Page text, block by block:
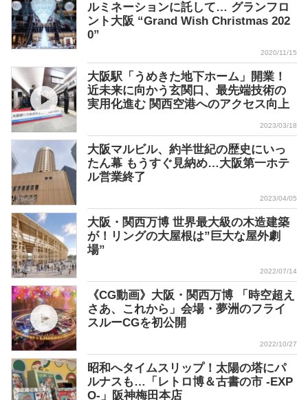
ルミネーションに託して… グランフロ
ント大阪 “Grand Wish Christmas 202
0”
2020/11/15
大阪駅「うめきた地下ホーム」開業！
近未来に向かう玄関口、最先端技術の
実用化進む 関西空港へのアクセス向上
2023/03/18
大阪マルビル、約半世紀の歴史にいっ
たん幕 もうすぐ見納め…大阪第一ホテ
ル営業終了
2023/04/05
大阪・関西万博 世界最大級の木造建築
が！リングの大屋根は”巨大な屋外劇
場”
2022/07/14
《CG動画》大阪・関西万博 「時空超え
さあ、これから」会場・夢洲のフライ
スルーCGを初公開
2022/10/27
昭和へタイムスリップ！太陽の塔にパ
ルナスも…「レトロ博＆古書の市 -EXP
O-」阪神梅田本店